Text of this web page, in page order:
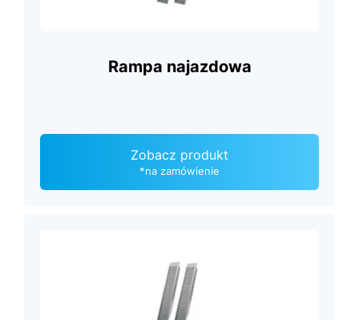
Rampa najazdowa
Zobacz produkt
*na zamówienie